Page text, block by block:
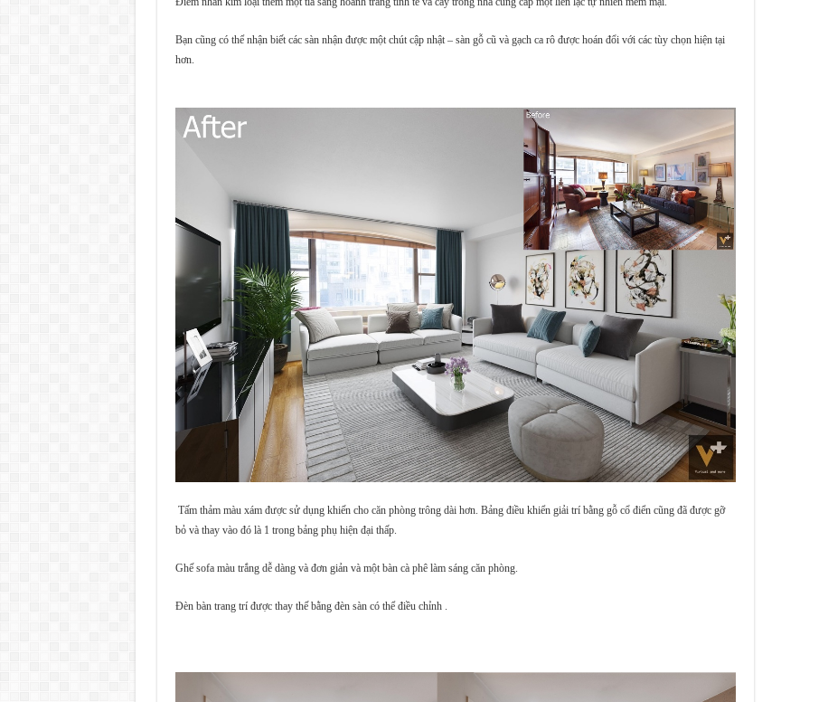
Bạn cũng có thể nhận biết các sàn nhận được một chút cập nhật – sàn gỗ cũ và gạch ca rô được hoán đổi với các tùy chọn hiện tại
hơn.
Tấm thảm màu xám được sử dụng khiến cho căn phòng trông dài hơn. Bảng điều khiển giải trí bằng gỗ cổ điển cũng đã được gỡ
bỏ và thay vào đó là 1 trong bảng phụ hiện đại thấp.
Ghế sofa màu trắng dễ dàng và đơn giản và một bàn cà phê làm sáng căn phòng.
Đèn bàn trang trí được thay thế bằng đèn sàn có thể điều chỉnh .